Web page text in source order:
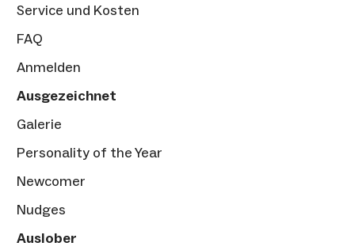
Service und Kosten
FAQ
Anmelden
Ausgezeichnet
Galerie
Personality of the Year
Newcomer
Nudges
Auslober